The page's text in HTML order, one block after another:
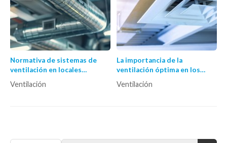
Normativa de sistemas de
ventilación en locales
Ventilación
La importancia de la
ventilación óptima en los
Ventilación